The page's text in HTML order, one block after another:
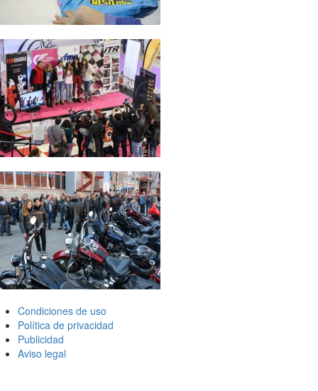
Condiciones de uso
Política de privacidad
Publicidad
Aviso legal